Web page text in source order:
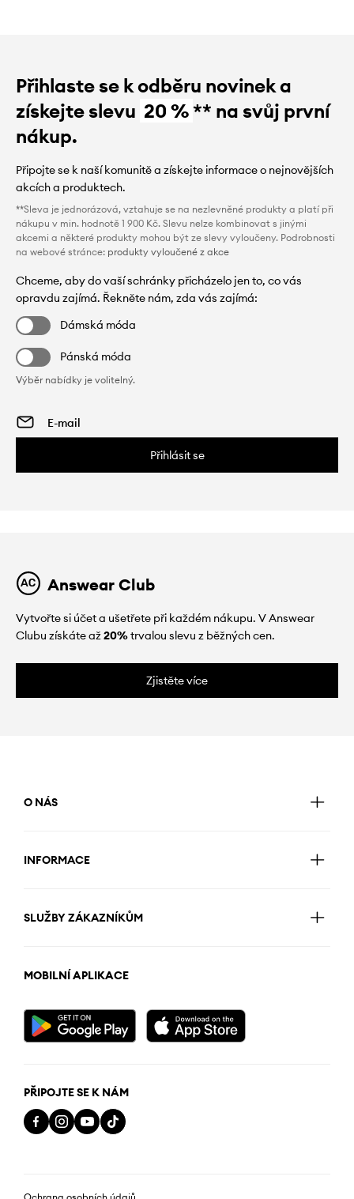
Přihlaste se k odběru novinek a
získejte slevu 20 %** na svůj první
nákup.
Připojte se k naší komunitě a získejte informace o nejnovějších
akcích a produktech.
**Sleva je jednorázová, vztahuje se na nezlevněné produkty a platí při
nákupu v min. hodnotě 1 900 Kč. Slevu nelze kombinovat s jinými
akcemi a některé produkty mohou být ze slevy vyloučeny. Podrobnosti
na webové stránce: produkty vyloučené z akce
Chceme, aby do vaší schránky přicházelo jen to, co vás
opravdu zajímá. Řekněte nám, zda vás zajímá:
Dámská móda
Pánská móda
Výběr nabídky je volitelný.
Přihlásit se
Answear Club
Vytvořte si účet a ušetřete při každém nákupu. V Answear
Clubu získáte až20%trvalou slevu z běžných cen.
Zjistěte více
O NÁS
INFORMACE
SLUŽBY ZÁKAZNÍKŮM
MOBILNÍ APLIKACE
PŘIPOJTE SE K NÁM